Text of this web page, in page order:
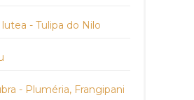
- Tulipa do Nilo
- Pluméria, Frangipani